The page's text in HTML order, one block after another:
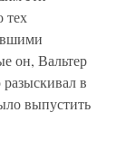
тех
он, Вальтер
разыскивал в
выпустить